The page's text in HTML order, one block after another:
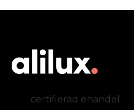
certifierad ehandel